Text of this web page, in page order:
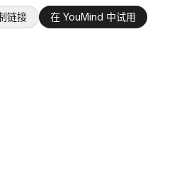
链接 在 YouMind 中试用